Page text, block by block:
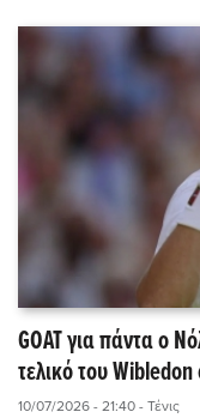
GOAT για πάντα ο
τελικό του
10/07/2026 - 21:40 - Τένις